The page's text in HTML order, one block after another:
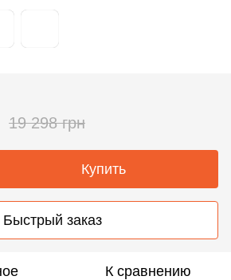
19 298 грн
Купить
Быстрый заказ
К сравнению